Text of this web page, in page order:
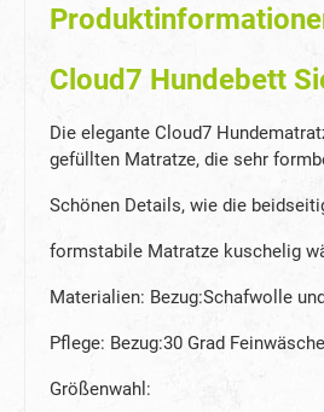
Cloud7 Hundebett
Die elegante Cloud7
gefüllten Matratze, die sehr
Schönen Details, wie die
formstabile Matratze kuschelig
Materialien: Bezug:Schafwolle
Pflege: Bezug:30 Grad
Größenwahl: